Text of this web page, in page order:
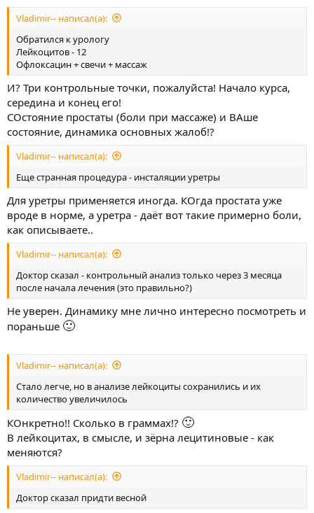
Vladimir-- написал(а):
Обратился к урологу
Лейкоцитов - 12
Офлоксацин + свечи + массаж
И? Три контрольные точки, пожалуйста! Начало курса,
середина и конец его!
СОстояние простаты (боли при массаже) и ВАше
состояние, динамика основных жалоб!?
Vladimir-- написал(а):
Еще странная процедура - инсталяции уретры
Для уретры применяется иногда. КОгда простата уже
вроде в норме, а уретра - даёт вот такие примерно боли,
как описываете..
Vladimir-- написал(а):
Доктор сказал - контрольный анализ только через 3 месяца
после начала лечения (это правильно?)
Не уверен. Динамику мне лично интересно посмотреть и
пораньше 🙂
Vladimir-- написал(а):
Стало легче, но в анализе лейкоциты сохранились и их
количество увеличилось
КОнкретно!! Сколько в граммах!? 🙂
В лейкоцитах, в смысле, и зёрна лецитиновые - как
меняются?
Vladimir-- написал(а):
Доктор сказал придти весной